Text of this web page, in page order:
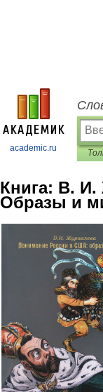
academic.ru
Книга: В. И.
Образы и